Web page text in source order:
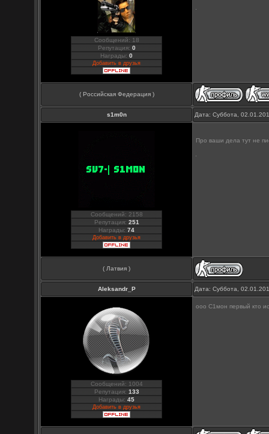
Сообщений: 18
Репутация: 0
Награды:0
Добавить в друзья
( Российская Федерация )
s1m0n Дата: Суббота,
Сообщений: 2158
Репутация: 251
Награды:74
Добавить в друзья
Про ваши дела тут не
( Латвия )
Aleksandr_P Дата: Суббота,
Сообщений: 1004
Репутация: 133
Награды:45
Добавить в друзья
ооо С1мон первый кто